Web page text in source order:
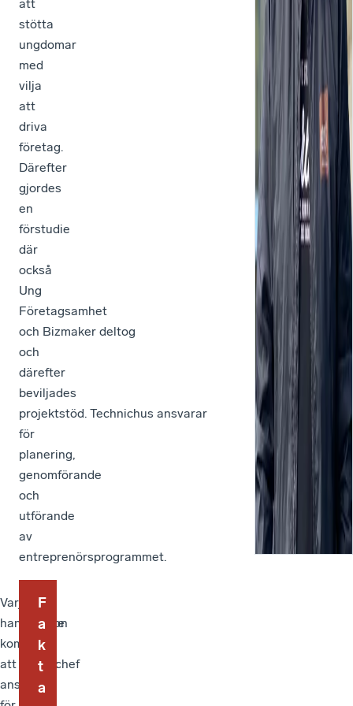
att
stötta
ungdomar
med
vilja
att
driva
företag.
Därefter
gjordes
en
förstudie
där
också
Ung
Företagsamhet
och Bizmaker deltog
och
därefter
beviljades
projektstöd. Technichus ansvarar
för
planering,
genomförande
och
utförande
av
entreprenörsprogrammet.
Varje
handledare
kommer
att
ansvara
Erik
Eriksson
regionchef
Det
känns
väldigt
F
a
k
t
a